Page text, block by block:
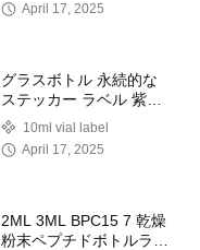
April 17, 2025
グラスボトル 永続的な
ステッカー ラベル 紫外
線保護とカスタマイズ
10ml vial label
April 17, 2025
2ML 3ML BPC15 7 乾燥
粉末ペプチドボトルラベ